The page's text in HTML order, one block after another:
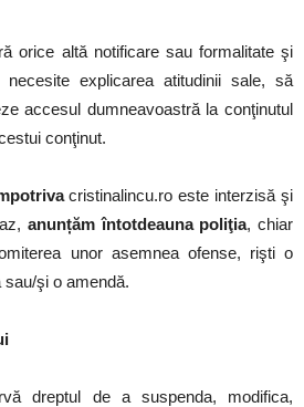
orice altă notificare sau formalitate şi
explicarea atitudinii sale, să
accesul dumneavoastră la conţinutul
conţinut.
cristinalincu.ro este interzisă şi
anunțăm întotdeauna poliţia, chiar
unor asemnea ofense, rişti o
şi o amendă.
dreptul de a suspenda, modifica,